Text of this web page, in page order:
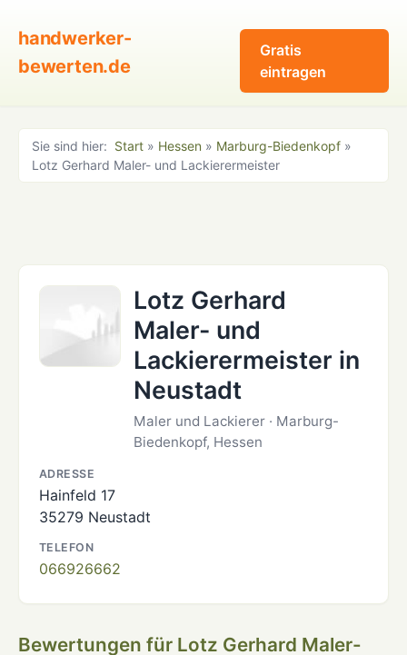
handwerker-
bewerten.de
Gratis
eintragen
Sie sind hier: Start » Hessen » Marburg-Biedenkopf »
Lotz Gerhard Maler- und Lackierermeister
Lotz Gerhard
Maler- und
Lackierermeister in
Neustadt
Maler und Lackierer · Marburg-
Biedenkopf, Hessen
ADRESSE
Hainfeld 17
35279 Neustadt
TELEFON
066926662
Bewertungen für Lotz Gerhard Maler-